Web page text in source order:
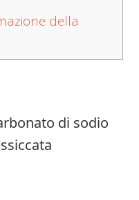
della
di sodio